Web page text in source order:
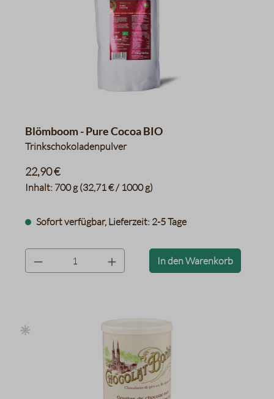
Blömboom - Pure Cocoa BIO
Trinkschokoladenpulver
Inhalt: 700 g(32,71 € / 1000 g)
22,90 €
Sofort verfügbar, Lieferzeit: 2-5 Tage
product.quantityLabel In den Warenkorb